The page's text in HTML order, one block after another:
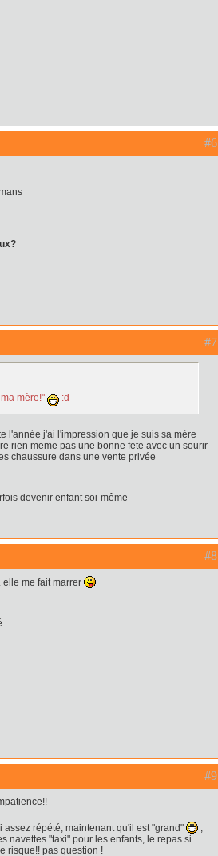
#6
#7
mère!"
:d
l'année j'ai l'impression que je suis sa mère
rien meme pas une bonne fete avec un sourir
chaussure dans une vente privée
devenir enfant soi-même
#8
elle me fait marrer
#9
répété, maintenant qu'il est "grand"
,
navettes "taxi" pour les enfants, le repas si
risque!! pas question !